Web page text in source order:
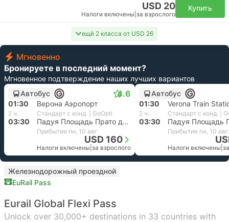
USD 20
Налоги включены за взрослого
Купить
ещё 2 класса от USD 26
Мгновенно
Бронируете в последний момент?
Мгновенное подтверждение наших лучших вариантов
Автобус
4.6
01:30 Верона Аэропорт
2 ч. Стандарт с конд. | GoOpti
03:30 Падуя Площадь Прато дель Валле
Прибытие пн, 10 авг.
USD 160
Налоги включены за взрослого
Автобус
01:30
2 ч. Стандарт с конд. |
03:30
Прибытие пн, 10 авг.
Налоги включены
Железнодорожный проездной
EuRail Pass
Eurail Global Flexi Pass
Unlock over 30,000+ destinations in 33 countries with